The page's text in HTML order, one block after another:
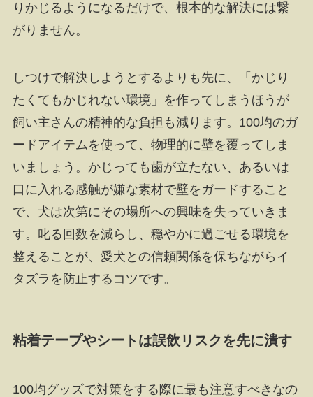
りかじるようになるだけで、根本的な解決には繋
がりません。
しつけで解決しようとするよりも先に、「かじり
たくてもかじれない環境」を作ってしまうほうが
飼い主さんの精神的な負担も減ります。100均のガ
ードアイテムを使って、物理的に壁を覆ってしま
いましょう。かじっても歯が立たない、あるいは
口に入れる感触が嫌な素材で壁をガードすること
で、犬は次第にその場所への興味を失っていきま
す。叱る回数を減らし、穏やかに過ごせる環境を
整えることが、愛犬との信頼関係を保ちながらイ
タズラを防止するコツです。
粘着テープやシートは誤飲リスクを先に潰す
100均グッズで対策をする際に最も注意すべきなの